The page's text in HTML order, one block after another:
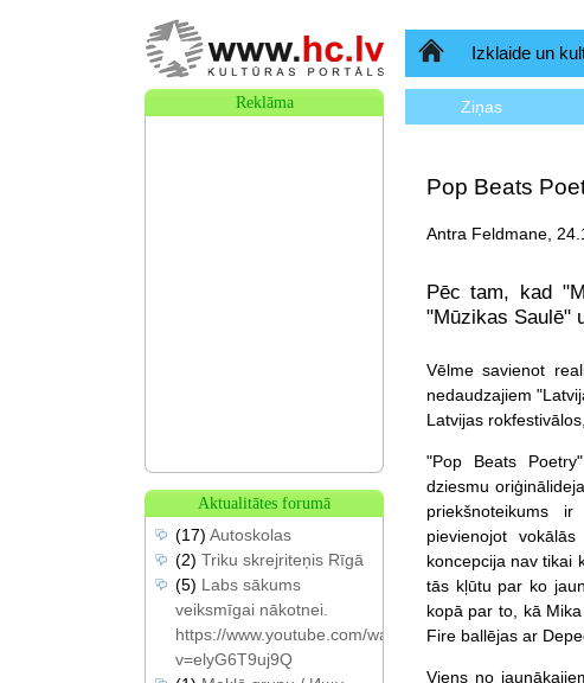
SākumlapaIzklaide un
Ziņas
Pop Beats
Antra Feldmane,
Pēc tam, kad
"Mūzikas Saulē"
Vēlme savienot
nedaudzajiem
Latvijas
"Pop Beats
dziesmu
priekšnoteikums
pievienojot
koncepcija nav tikai
tās kļūtu par ko
kopā par to, kā
Fire ballējas ar
Viens no
Reklāma
Aktualitātes forumā
(17) Autoskolas
(2) Triku skrejriteņis Rīgā
(5) Labs sākums
veiksmīgai nākotnei.
https://www.youtube.com/watch?
v=elyG6T9uj9Q